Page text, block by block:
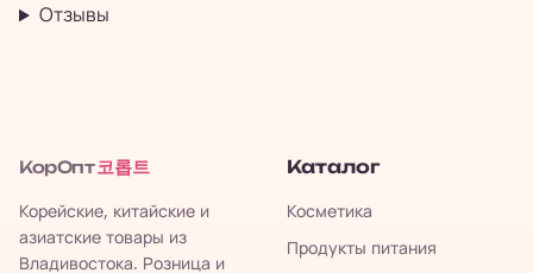
Отзывы
КорОпт 코롭트
Корейские, китайские и
азиатские товары из
Владивостока. Розница и
Каталог
Косметика
Продукты питания